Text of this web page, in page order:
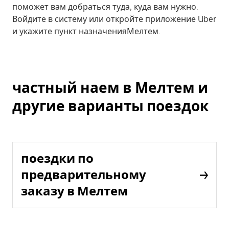
поможет вам добраться туда, куда вам нужно.
Войдите в систему или откройте приложение Uber
и укажите пункт назначенияМелтем.
частный наем в Мелтем и
другие варианты поездок
поездки по
предварительному
заказу в Мелтем